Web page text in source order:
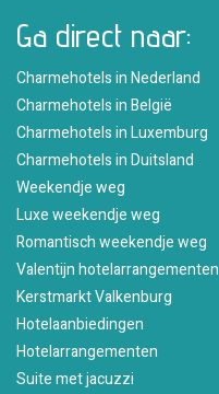
Ga direct naar:
Charmehotels in Nederland
Charmehotels in België
Charmehotels in Luxemburg
Charmehotels in Duitsland
Weekendje weg
Luxe weekendje weg
Romantisch weekendje weg
Valentijn hotelarrangementen
Kerstmarkt Valkenburg
Hotelaanbiedingen
Hotelarrangementen
Suite met jacuzzi